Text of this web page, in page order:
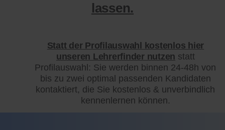
lassen.
Statt der Profilauswahl kostenlos hier
unseren Lehrerfinder nutzen statt
Profilauswahl: Sie werden binnen 24-48h von
bis zu zwei optimal passenden Kandidaten
kontaktiert, die Sie kostenlos & unverbindlich
kennenlernen können.